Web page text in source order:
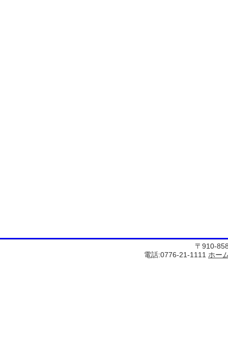
〒910-
電話:0776-21-1111 ホー